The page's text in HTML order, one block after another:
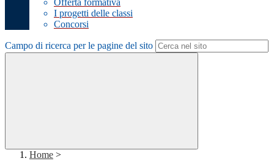
Offerta formativa
I progetti delle classi
Concorsi
Campo di ricerca per le pagine del sito
Home >